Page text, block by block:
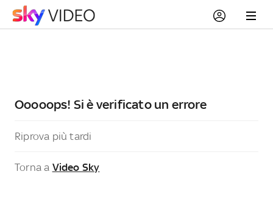
Ooooops! Si è verificato un errore
Riprova più tardi
Torna a Video Sky